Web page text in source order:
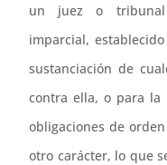
un juez o tribunal
imparcial,
sustanciación de
contra ella, o para la
obligaciones de
otro carácter, lo que